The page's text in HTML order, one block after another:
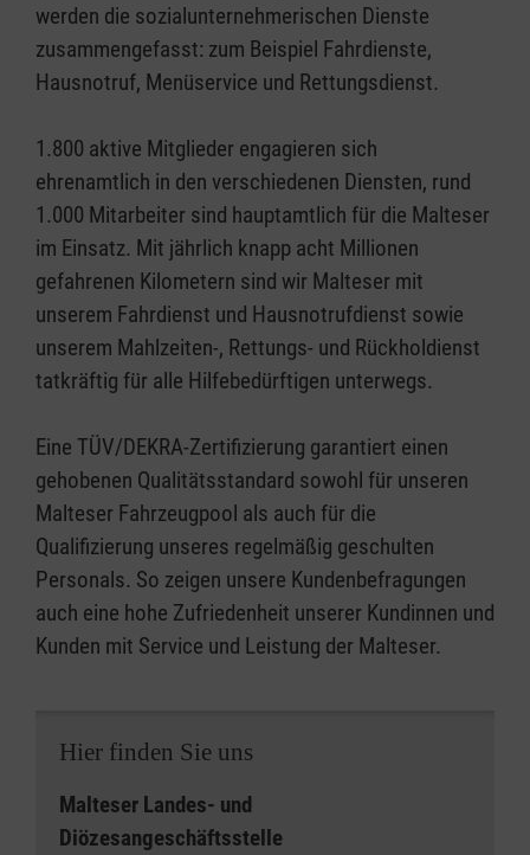
werden die sozialunternehmerischen Dienste
zusammengefasst: zum Beispiel Fahrdienste,
Hausnotruf, Menüservice und Rettungsdienst.
1.800 aktive Mitglieder engagieren sich
ehrenamtlich in den verschiedenen Diensten, rund
1.000 Mitarbeiter sind hauptamtlich für die Malteser
im Einsatz. Mit jährlich knapp acht Millionen
gefahrenen Kilometern sind wir Malteser mit
unserem Fahrdienst und Hausnotrufdienst sowie
unserem Mahlzeiten-, Rettungs- und Rückholdienst
tatkräftig für alle Hilfebedürftigen unterwegs.
Eine TÜV/DEKRA-Zertifizierung garantiert einen
gehobenen Qualitätsstandard sowohl für unseren
Malteser Fahrzeugpool als auch für die
Qualifizierung unseres regelmäßig geschulten
Personals. So zeigen unsere Kundenbefragungen
auch eine hohe Zufriedenheit unserer Kundinnen und
Kunden mit Service und Leistung der Malteser.
Hier finden Sie uns
Malteser Landes- und
Diözesangeschäftsstelle